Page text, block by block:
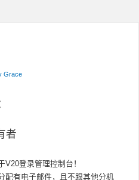
Grace
者
登录管理控制台！
配有电子邮件，且不跟其他分机